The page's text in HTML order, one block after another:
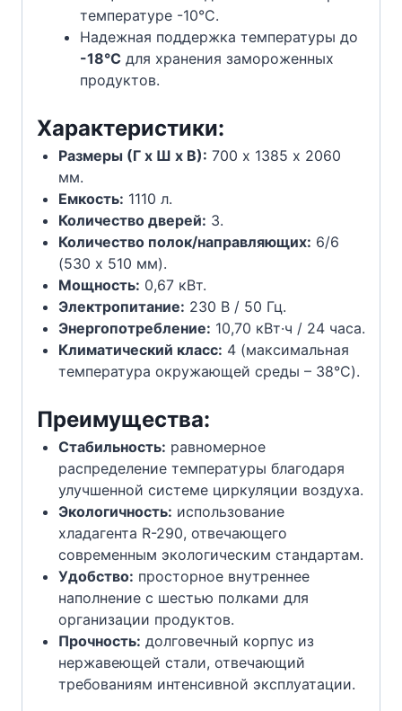
температуре -10°C.
Надежная поддержка температуры до
-18°C для хранения замороженных
продуктов.
Характеристики:
Размеры (Г х Ш х В): 700 х 1385 х 2060
мм.
Емкость: 1110 л.
Количество дверей: 3.
Количество полок/направляющих: 6/6
(530 х 510 мм).
Мощность: 0,67 кВт.
Электропитание: 230 В / 50 Гц.
Энергопотребление: 10,70 кВт·ч / 24 часа.
Климатический класс: 4 (максимальная
температура окружающей среды – 38°C).
Преимущества:
Стабильность: равномерное
распределение температуры благодаря
улучшенной системе циркуляции воздуха.
Экологичность: использование
хладагента R-290, отвечающего
современным экологическим стандартам.
Удобство: просторное внутреннее
наполнение с шестью полками для
организации продуктов.
Прочность: долговечный корпус из
нержавеющей стали, отвечающий
требованиям интенсивной эксплуатации.